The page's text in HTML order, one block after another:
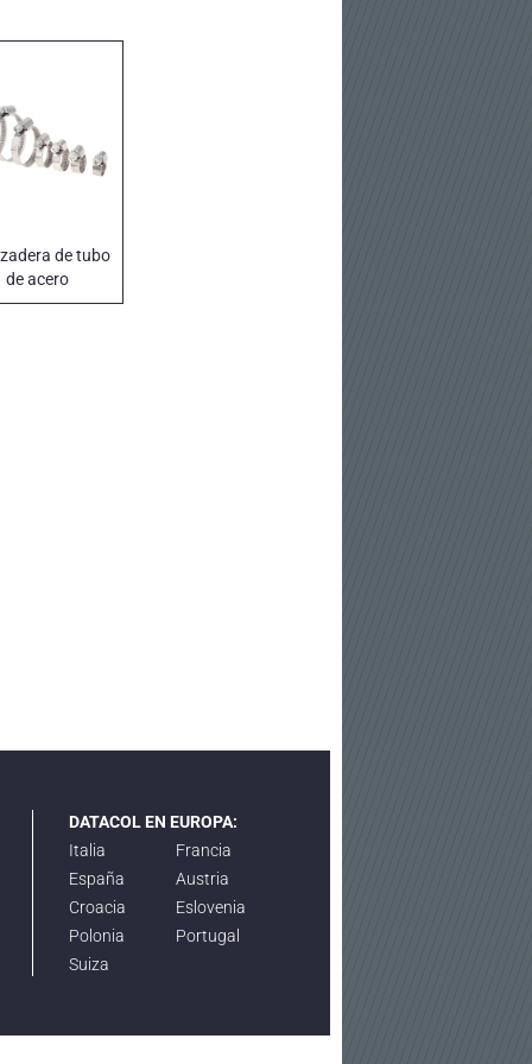
de tubo
de acero
con
DATACOL EN EUROPA:
Italia
Francia
España
Austria
Croacia
Eslovenia
Polonia
Portugal
Suiza